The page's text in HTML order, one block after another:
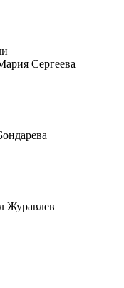
Сергеева
Журавлев